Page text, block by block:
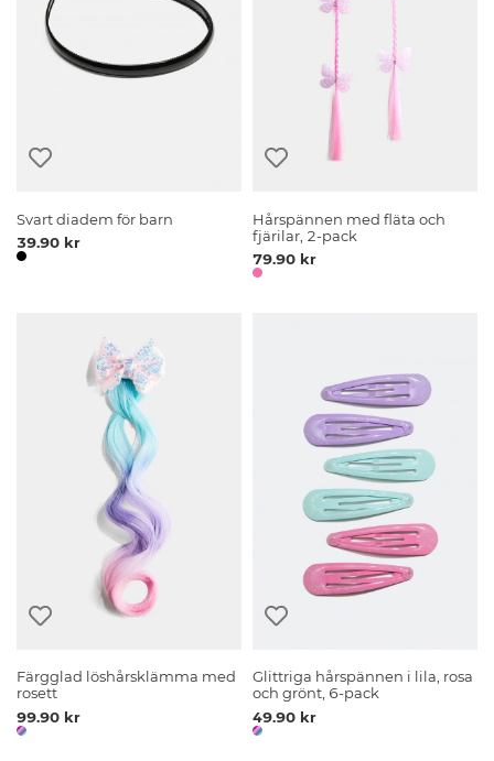
Svart diadem för barn
39.90 kr
Hårspännen med fläta och
fjärilar, 2-pack
79.90 kr
Färgglad löshårsklämma med
rosett
99.90 kr
Glittriga hårspännen i lila, rosa
och grönt, 6-pack
49.90 kr